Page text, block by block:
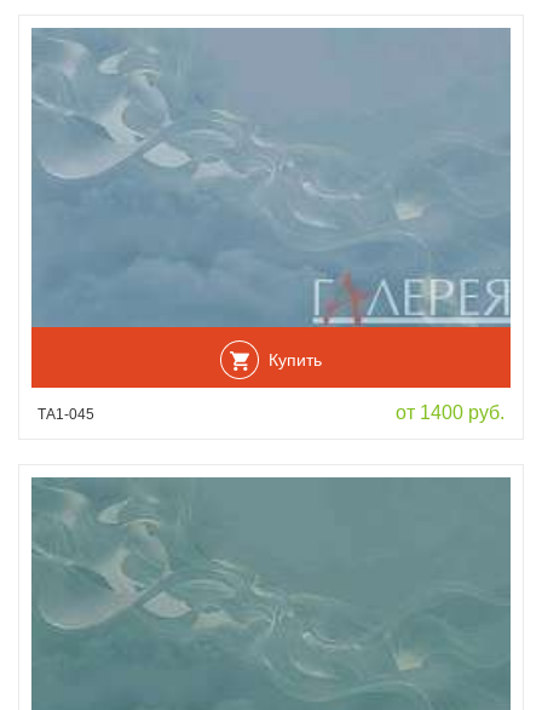
Купить
ТА1-045 от 1400 руб.